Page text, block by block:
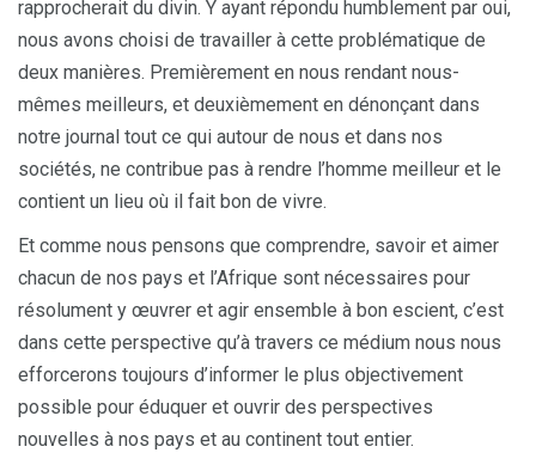
rapprocherait du divin. Y ayant répondu humblement par oui,
nous avons choisi de travailler à cette problématique de
deux manières. Premièrement en nous rendant nous-
mêmes meilleurs, et deuxièmement en dénonçant dans
notre journal tout ce qui autour de nous et dans nos
sociétés, ne contribue pas à rendre l’homme meilleur et le
contient un lieu où il fait bon de vivre.
Et comme nous pensons que comprendre, savoir et aimer
chacun de nos pays et l’Afrique sont nécessaires pour
résolument y œuvrer et agir ensemble à bon escient, c’est
dans cette perspective qu’à travers ce médium nous nous
efforcerons toujours d’informer le plus objectivement
possible pour éduquer et ouvrir des perspectives
nouvelles à nos pays et au continent tout entier.